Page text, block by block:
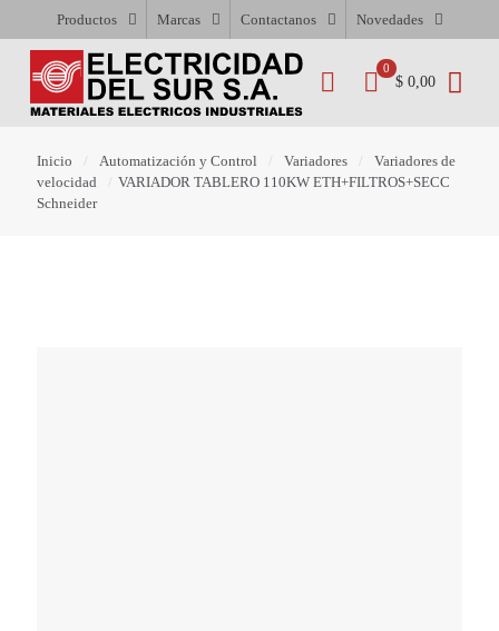
Productos Marcas Contactanos Novedades
0
$ 0,00
Inicio Automatización y Control Variadores
Variadores de
velocidad
VARIADOR TABLERO 110KW ETH+FILTROS+SECC
Schneider